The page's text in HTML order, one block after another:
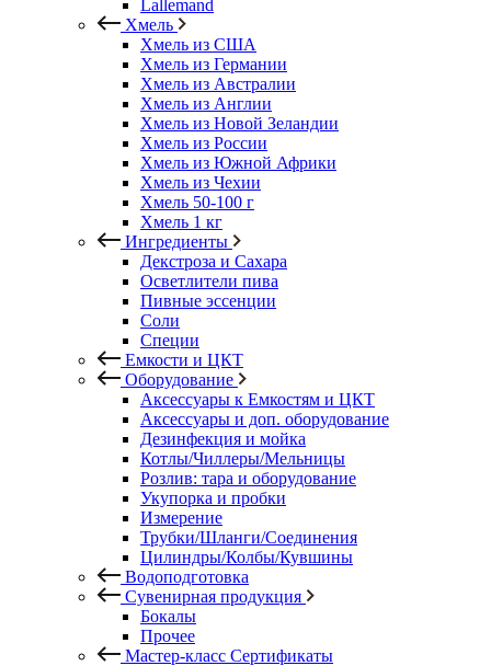
Lallemand
Хмель
Хмель из США
Хмель из Германии
Хмель из Австралии
Хмель из Англии
Хмель из Новой Зеландии
Хмель из России
Хмель из Южной Африки
Хмель из Чехии
Хмель 50-100 г
Хмель 1 кг
Ингредиенты
Декстроза и Сахара
Осветлители пива
Пивные эссенции
Соли
Специи
Емкости и ЦКТ
Оборудование
Аксессуары к Емкостям и ЦКТ
Аксессуары и доп. оборудование
Дезинфекция и мойка
Котлы/Чиллеры/Мельницы
Розлив: тара и оборудование
Укупорка и пробки
Измерение
Трубки/Шланги/Соединения
Цилиндры/Колбы/Кувшины
Водоподготовка
Сувенирная продукция
Бокалы
Прочее
Мастер-класс Сертификаты